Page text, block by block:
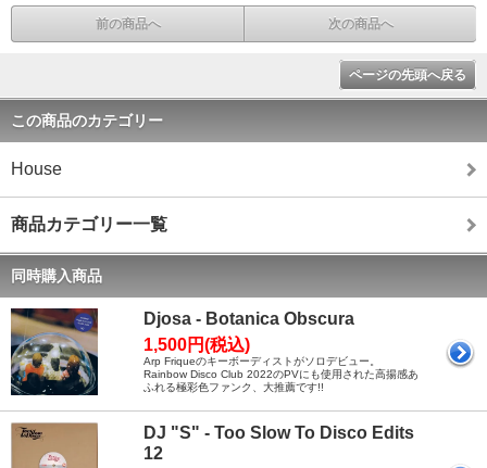
前の商品へ 次の商品へ
ページの先頭へ戻る
この商品のカテゴリー
House
商品カテゴリー一覧
同時購入商品
Djosa - Botanica Obscura
1,500円(税込)
Arp Friqueのキーボーディストがソロデビュー。
Rainbow Disco Club 2022のPVにも使用された高揚感あ
ふれる極彩色ファンク、大推薦です!!
DJ "S" - Too Slow To Disco Edits
12